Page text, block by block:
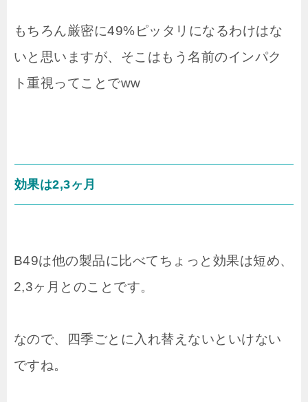
もちろん厳密に49%ピッタリになるわけはな
いと思いますが、そこはもう名前のインパク
ト重視ってことでww
効果は2,3ヶ月
B49は他の製品に比べてちょっと効果は短め、
2,3ヶ月とのことです。
なので、四季ごとに入れ替えないといけない
ですね。